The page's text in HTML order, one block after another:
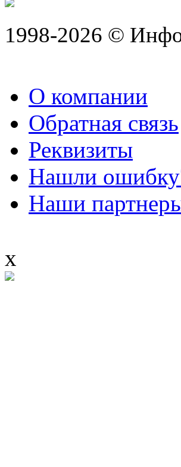
1998-2026 ©
О компании
Обратная связь
Реквизиты
Нашли
Наши
x